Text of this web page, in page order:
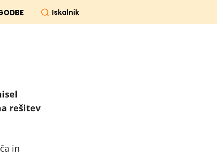
Iskalnik
rešitev
in